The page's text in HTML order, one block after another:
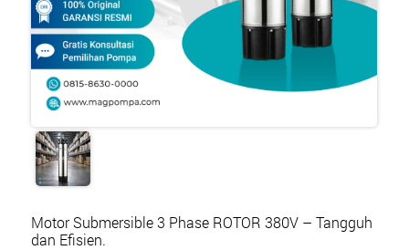
Motor Submersible 3 Phase ROTOR 380V – Tangguh
dan Efisien.